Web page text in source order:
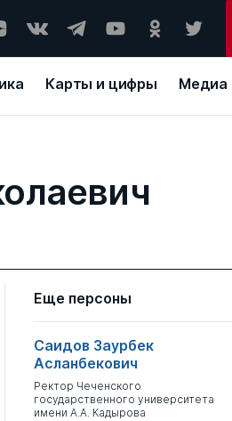
Карты и цифры Медиа
Еще персоны
Саидов Заурбек
Асланбекович
Ректор Чеченского
государственного университета
имени А.А. Кадырова